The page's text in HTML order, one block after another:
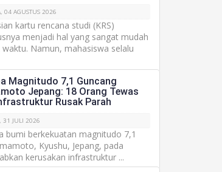
04 AGUSTUS 2026
kartu rencana studi (KRS)
menjadi hal yang sangat mudah
Namun, mahasiswa selalu
Magnitudo 7,1 Guncang
Jepang: 18 Orang Tewas
Rusak Parah
31 JULI 2026
bumi berkekuatan magnitudo 7,1
Kyushu, Jepang, pada
kerusakan infrastruktur ...